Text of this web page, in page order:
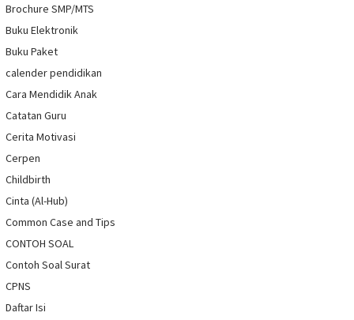
Brochure SMP/MTS
Buku Elektronik
Buku Paket
calender pendidikan
Cara Mendidik Anak
Catatan Guru
Cerita Motivasi
Cerpen
Childbirth
Cinta (Al-Hub)
Common Case and Tips
CONTOH SOAL
Contoh Soal Surat
CPNS
Daftar Isi